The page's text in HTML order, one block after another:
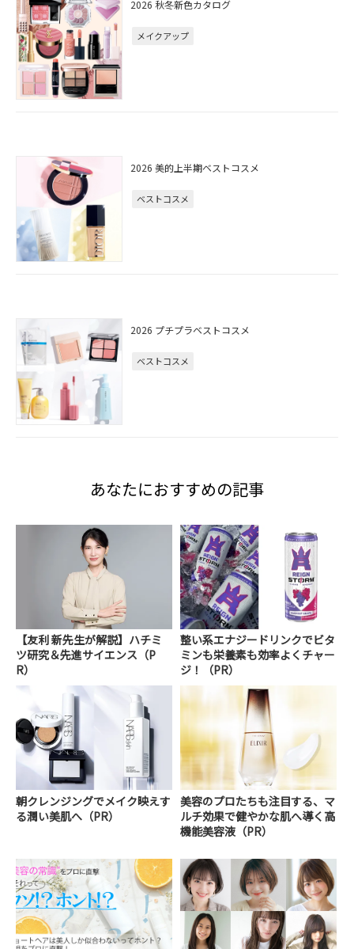
2026 秋冬新色カタログ
メイクアップ
2026 美的上半期ベストコスメ
ベストコスメ
2026 プチプラベストコスメ
ベストコスメ
あなたにおすすめの記事
【友利 新先生が解説】ハチミ
ツ研究＆先進サイエンス（P
R）
整い系エナジードリンクでビタ
ミンも栄養素も効率よくチャー
ジ！（PR）
朝クレンジングでメイク映えす
る潤い美肌へ（PR）
美容のプロたちも注目する、マ
ルチ効果で健やかな肌へ導く高
機能美容液（PR）